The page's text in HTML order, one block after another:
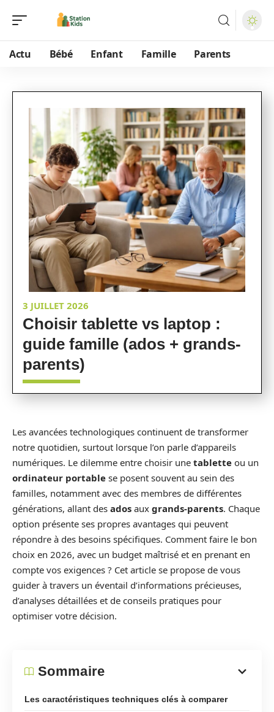
Actu Bébé Enfant Famille Parents
3 JUILLET 2026
Choisir tablette vs laptop :
guide famille (ados + grands-
parents)
Les avancées technologiques continuent de transformer
notre quotidien, surtout lorsque l’on parle d’appareils
numériques. Le dilemme entre choisir une tablette ou un
ordinateur portable se posent souvent au sein des
familles, notamment avec des membres de différentes
générations, allant des ados aux grands-parents. Chaque
option présente ses propres avantages qui peuvent
répondre à des besoins spécifiques. Comment faire le bon
choix en 2026, avec un budget maîtrisé et en prenant en
compte vos exigences ? Cet article se propose de vous
guider à travers un éventail d’informations précieuses,
d’analyses détaillées et de conseils pratiques pour
optimiser votre décision.
Sommaire
Les caractéristiques techniques clés à comparer